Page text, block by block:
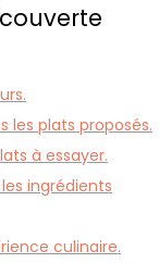
les plats proposés.
à essayer.
ingrédients
culinaire.